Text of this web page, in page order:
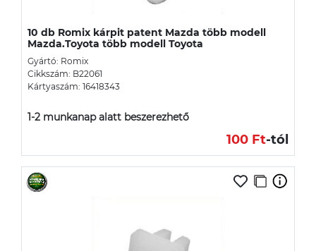
10 db Romix kárpit patent Mazda több modell
Mazda.Toyota több modell Toyota
Gyártó: Romix
Cikkszám: B22061
Kártyaszám: 16418343
1-2 munkanap alatt beszerezhető
100 Ft-tól